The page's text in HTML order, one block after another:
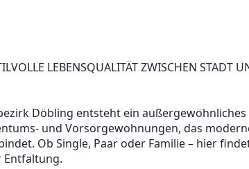
LEBENSQUALITÄT ZWISCHEN STADT
Döbling entsteht ein außergewöhnliches
und Vorsorgewohnungen, das
Ob Single, Paar oder Familie – hier
Entfaltung.
Filter!